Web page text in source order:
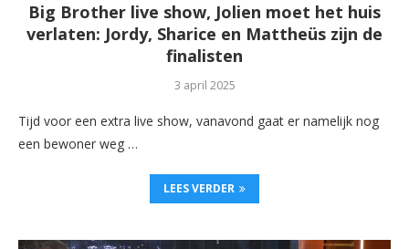
Big Brother live show, Jolien moet het huis
verlaten: Jordy, Sharice en Mattheüs zijn de
finalisten
3 april 2025
Tijd voor een extra live show, vanavond gaat er namelijk nog
een bewoner weg …
LEES VERDER